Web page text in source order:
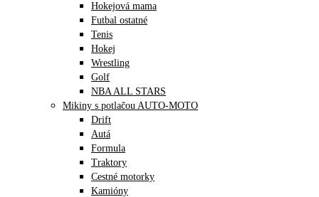
Hokejová mama
Futbal ostatné
Tenis
Hokej
Wrestling
Golf
NBA ALL STARS
Mikiny s potlačou AUTO-MOTO
Drift
Autá
Formula
Traktory
Cestné motorky
Kamióny